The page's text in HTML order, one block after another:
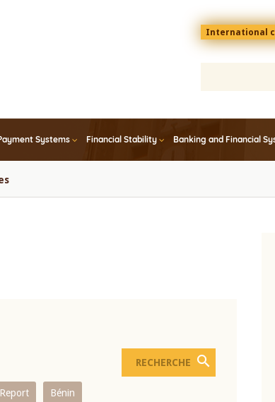
Menu
top
En
International
Systems Financial Stability Banking and Financial
Bénin